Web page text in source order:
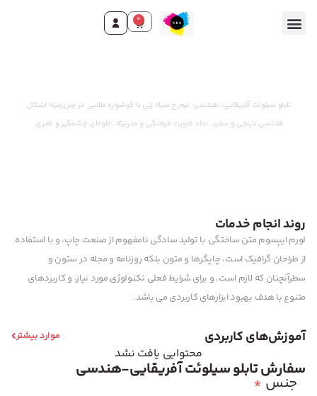
0
تابلو سیلوئت آفریقایی-هندسی: نیم‌رخ سیاه زنی با گوشواره طلایی در پس‌زمینه اشکال
هندسی نارنجی و سفید. نماد هویت فرهنگی و مدرنیته. جلوه‌ای چشمگیر و هنری.
روند انجام خدمات
لورم ایپسوم متن ساختگی با تولید سادگی نامفهوم از صنعت چاپ، و با استفاده
از طراحان گرافیک است، چاپگرها و متون بلکه روزنامه و مجله در ستون و
سطرآنچنان که لازم است، و برای شرایط فعلی تکنولوژی مورد نیاز، و کاربردهای
متنوع با هدف بهبود ابزارهای کاربردی می باشد.
آموزش‌های کاربردی موارد بیشتر
محتوایی یافت نشد
سفارش تابلو سیلوئت آفریقایی-هندسی
* جنس